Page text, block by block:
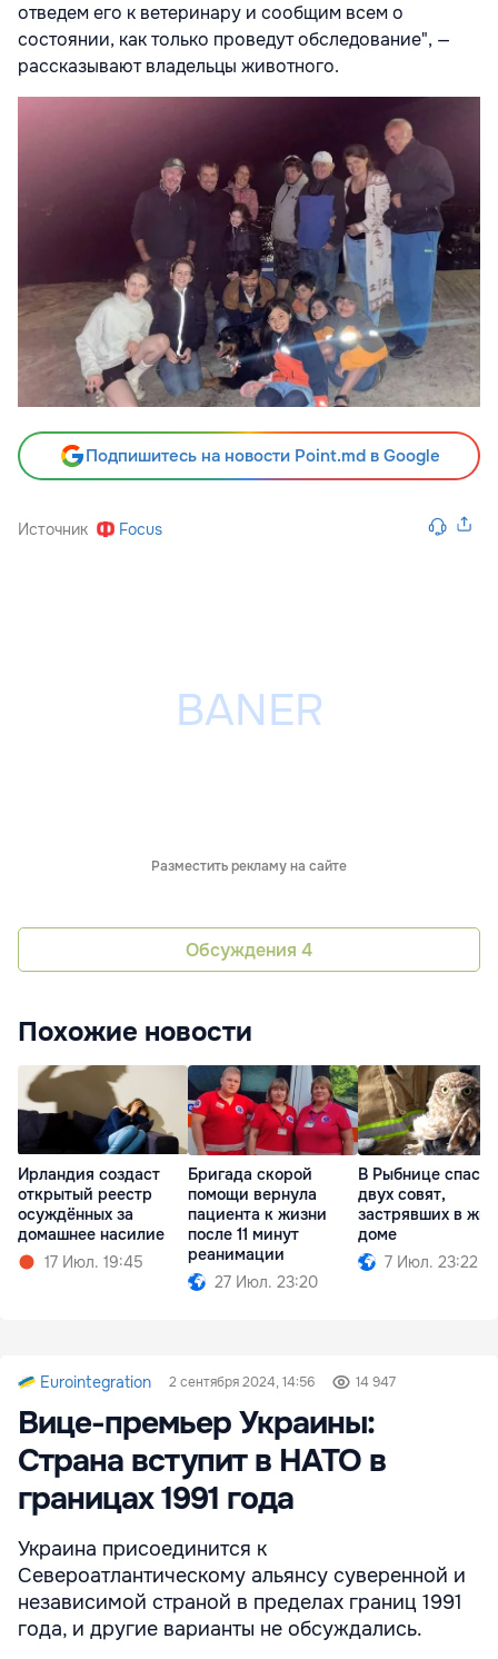
отведем его к ветеринару и сообщим всем о
состоянии, как только проведут обследование", —
рассказывают владельцы животного.
Подпишитесь на новости Point.md в Google
Источник Focus
Разместить рекламу на сайте
Обсуждения 4
Похожие новости
Ирландия создаст
открытый реестр
осуждённых за
домашнее насилие
17 Июл. 19:45
Бригада скорой
помощи вернула
пациента к жизни
после 11 минут
реанимации
27 Июл. 23:20
В Рыбнице спасли
двух совят,
застрявших в
доме
7 Июл. 23:22
Eurointegration 2 сентября 2024, 14:56 14 947
Вице-премьер Украины:
Страна вступит в НАТО в
границах 1991 года
Украина присоединится к
Североатлантическому альянсу суверенной и
независимой страной в пределах границ 1991
года, и другие варианты не обсуждались.